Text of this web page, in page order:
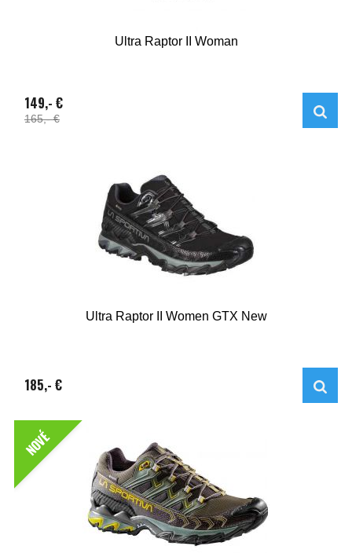
Ultra Raptor II Woman
149,- €
165,- €
Ultra Raptor II Women GTX New
185,- €
NOVÉ